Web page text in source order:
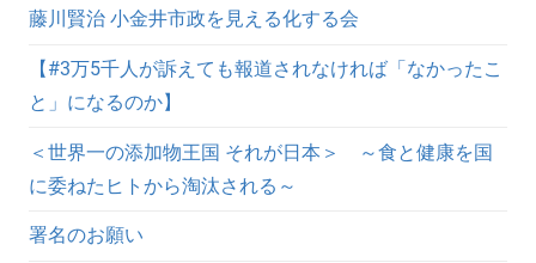
藤川賢治 小金井市政を見える化する会
【#3万5千人が訴えても報道されなければ「なかったこ
と」になるのか】
＜世界一の添加物王国 それが日本＞ ～食と健康を国
に委ねたヒトから淘汰される～
署名のお願い